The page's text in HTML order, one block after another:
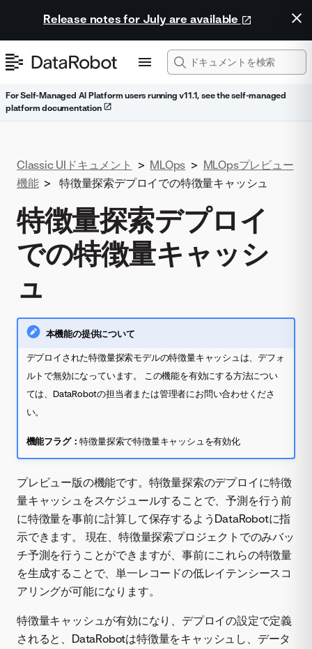
Release notes for July are available
For Self-Managed AI Platform users running v11.1, see the self-managed
platform documentation
Classic UIドキュメント > MLOps > MLOpsプレビュー
機能 > 特徴量探索デプロイでの特徴量キャッシュ
特徴量探索デプロイ
での特徴量キャッシ
ュ
本機能の提供について
デプロイされた特徴量探索モデルの特徴量キャッシュは、デフォ
ルトで無効になっています。 この機能を有効にする方法につい
ては、DataRobotの担当者または管理者にお問い合わせくださ
い。
機能フラグ：特徴量探索で特徴量キャッシュを有効化
プレビュー版の機能です。特徴量探索のデプロイに特徴
量キャッシュをスケジュールすることで、予測を行う前
に特徴量を事前に計算して保存するようDataRobotに指
示できます。 現在、特徴量探索プロジェクトでのみバッ
チ予測を行うことができますが、事前にこれらの特徴量
を生成することで、単一レコードの低レイテンシースコ
アリングが可能になります。
特徴量キャッシュが有効になり、デプロイの設定で定義
されると、DataRobotは特徴量をキャッシュし、データ